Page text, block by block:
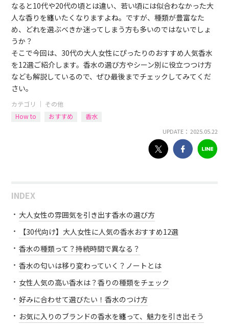
なると10代や20代の頃とは違い、若い頃には似合わなかった大
人な香りを纏いたくなりますよね。ですが、種類が豊富なた
め、どれを選ぶべきか迷ってしまう方も多いのではないでしょ
うか？
そこで今回は、30代の大人女性にぴったりのおすすめ人気香水
を12選ご紹介します。香水の選び方やシーン別に役立つつけ方
なども解説しているので、ぜひ最後までチェックしてみてくだ
さい。
カテゴリ ｜ その他
How to
おすすめ 香水
UPDATE： 2025.05.22
INDEX
大人女性の雰囲気を引き出す香水の選び方
【30代向け】大人女性に人気の香水おすすめ12選
香水の種類って？持続時間で異なる？
香水の匂いは移り変わっていく？ノートとは
女性人気の高い香水は？香りの種類をチェック
好みに合わせて選びたい！香水のつけ方
お気に入りのブランドの香水を纏って、魅力を引き出そう